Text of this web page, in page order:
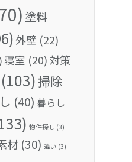
塗料
外壁 (22)
寝室 (20) 対策
(103)掃除
(40) 暮らし
物件探し (3)
材 (30) 違い (3)